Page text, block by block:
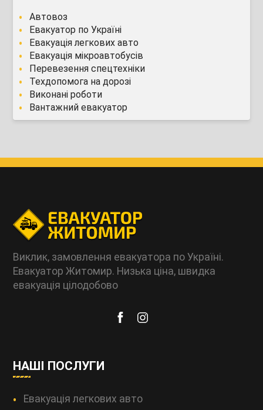
Автовоз
Евакуатор по Україні
Евакуація легкових авто
Евакуація мікроавтобусів
Перевезення спецтехніки
Техдопомога на дорозі
Виконані роботи
Вантажний евакуатор
Виклик, замовлення евакуатора по Україні.
Евакуатор Житомир. Низька ціна, швидка
евакуація цілодобово
НАШІ ПОСЛУГИ
Евакуація легкових авто